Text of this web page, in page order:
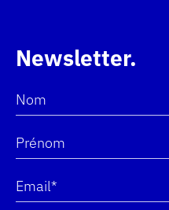
Newsletter
Prénom
Nom
Email*